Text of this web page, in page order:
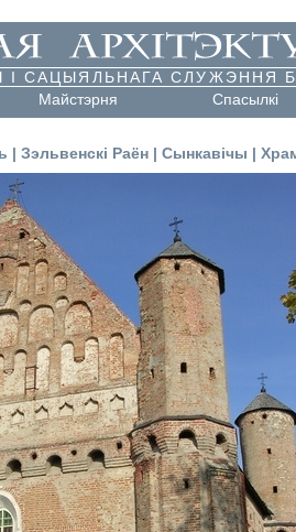
САЦЫЯЛЬНАГА СЛУЖЭННЯ
Майстэрня Cпасылкі
| Зэльвенскі Раён | Сынкавічы |